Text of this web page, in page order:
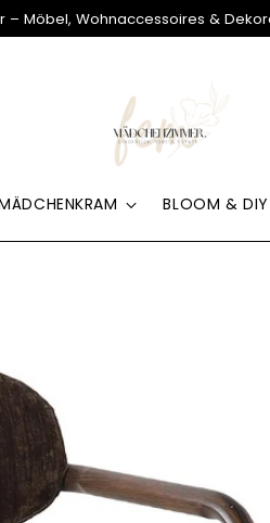
– Möbel, Wohnaccessoires &
BLOOM & DIY